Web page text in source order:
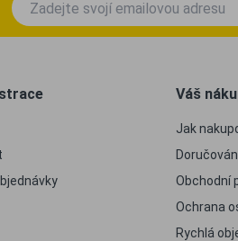
Váš
Jak
Obchodní
Ochrana
Rychlá